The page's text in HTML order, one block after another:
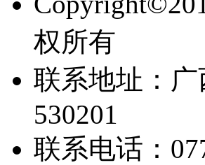
权所有
联系地址：
530201
联系电话：